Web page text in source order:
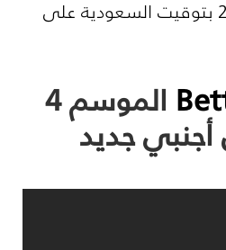
الموسم 4
جديد